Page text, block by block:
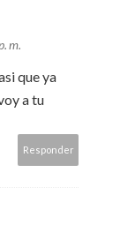
m.
que ya
a tu
Responder